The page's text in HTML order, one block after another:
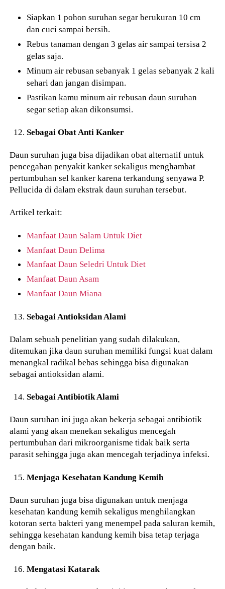
Siapkan 1 pohon suruhan segar berukuran 10 cm
dan cuci sampai bersih.
Rebus tanaman dengan 3 gelas air sampai tersisa 2
gelas saja.
Minum air rebusan sebanyak 1 gelas sebanyak 2 kali
sehari dan jangan disimpan.
Pastikan kamu minum air rebusan daun suruhan
segar setiap akan dikonsumsi.
Sebagai Obat Anti Kanker
Daun suruhan juga bisa dijadikan obat alternatif untuk
pencegahan penyakit kanker sekaligus menghambat
pertumbuhan sel kanker karena terkandung senyawa P.
Pellucida di dalam ekstrak daun suruhan tersebut.
Artikel terkait:
Manfaat Daun Salam Untuk Diet
Manfaat Daun Delima
Manfaat Daun Seledri Untuk Diet
Manfaat Daun Asam
Manfaat Daun Miana
Sebagai Antioksidan Alami
Dalam sebuah penelitian yang sudah dilakukan,
ditemukan jika daun suruhan memiliki fungsi kuat dalam
menangkal radikal bebas sehingga bisa digunakan
sebagai antioksidan alami.
Sebagai Antibiotik Alami
Daun suruhan ini juga akan bekerja sebagai antibiotik
alami yang akan menekan sekaligus mencegah
pertumbuhan dari mikroorganisme tidak baik serta
parasit sehingga juga akan mencegah terjadinya infeksi.
Menjaga Kesehatan Kandung Kemih
Daun suruhan juga bisa digunakan untuk menjaga
kesehatan kandung kemih sekaligus menghilangkan
kotoran serta bakteri yang menempel pada saluran kemih,
sehingga kesehatan kandung kemih bisa tetap terjaga
dengan baik.
Mengatasi Katarak